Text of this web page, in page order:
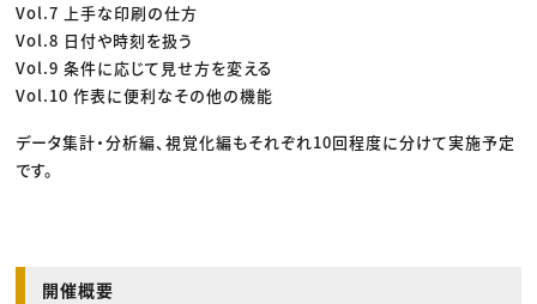
Vol.7 上手な印刷の仕方
Vol.8 日付や時刻を扱う
Vol.9 条件に応じて見せ方を変える
Vol.10 作表に便利なその他の機能
データ集計・分析編、視覚化編もそれぞれ10回程度に分けて実施予定
です。
開催概要